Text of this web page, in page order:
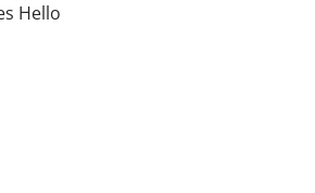
Hello